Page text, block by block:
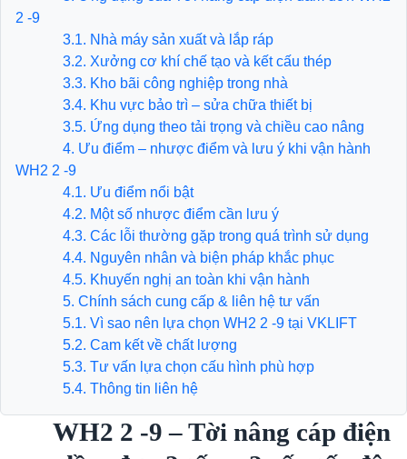
2 -9
3.1. Nhà máy sản xuất và lắp ráp
3.2. Xưởng cơ khí chế tạo và kết cấu thép
3.3. Kho bãi công nghiệp trong nhà
3.4. Khu vực bảo trì – sửa chữa thiết bị
3.5. Ứng dụng theo tải trọng và chiều cao nâng
4. Ưu điểm – nhược điểm và lưu ý khi vận hành
WH2 2 -9
4.1. Ưu điểm nổi bật
4.2. Một số nhược điểm cần lưu ý
4.3. Các lỗi thường gặp trong quá trình sử dụng
4.4. Nguyên nhân và biện pháp khắc phục
4.5. Khuyến nghị an toàn khi vận hành
5. Chính sách cung cấp & liên hệ tư vấn
5.1. Vì sao nên lựa chọn WH2 2 -9 tại VKLIFT
5.2. Cam kết về chất lượng
5.3. Tư vấn lựa chọn cấu hình phù hợp
5.4. Thông tin liên hệ
WH2 2 -9 – Tời nâng cáp điện